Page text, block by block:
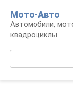
контенту
Мото-Авто
Автомобили,
квадроциклы